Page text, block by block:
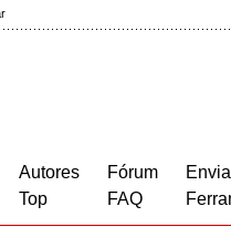
Autores
Top
Fórum
FAQ